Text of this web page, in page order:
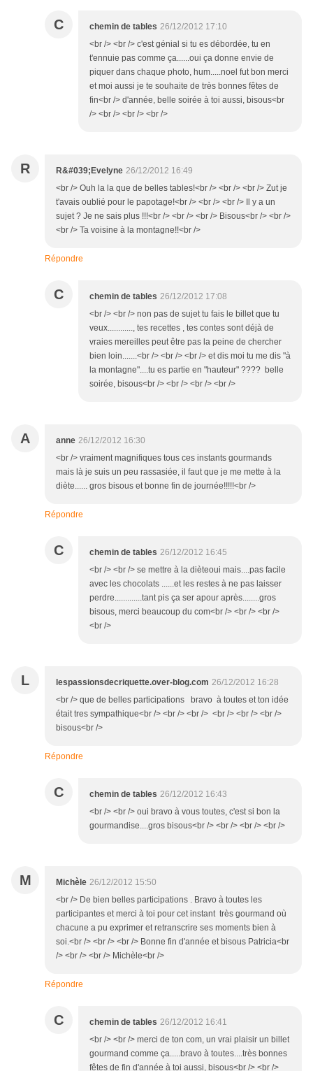
C chemin de tables 26/12/2012 17:10
<br /> <br /> c'est génial si tu es débordée, tu en
t'ennuie pas comme ça......oui ça donne envie de
piquer dans chaque photo, hum.....noel fut bon merci
et moi aussi je te souhaite de très bonnes fêtes de
fin<br /> d'année, belle soirée à toi aussi, bisous<br
/> <br /> <br /> <br />
R R&#039;Evelyne 26/12/2012 16:49
<br /> Ouh la la que de belles tables!<br /> <br /> <br /> Zut je
t'avais oublié pour le papotage!<br /> <br /> <br /> Il y a un
sujet ? Je ne sais plus !!!<br /> <br /> <br /> Bisous<br /> <br />
<br /> Ta voisine à la montagne!!<br />
Répondre
C chemin de tables 26/12/2012 17:08
<br /> <br /> non pas de sujet tu fais le billet que tu
veux............, tes recettes , tes contes sont déjà de
vraies mereilles peut être pas la peine de chercher
bien loin.......<br /> <br /> <br /> et dis moi tu me dis "à
la montagne"....tu es partie en "hauteur" ???? belle
soirée, bisous<br /> <br /> <br /> <br />
A anne 26/12/2012 16:30
<br /> vraiment magnifiques tous ces instants gourmands
mais là je suis un peu rassasiée, il faut que je me mette à la
diète...... gros bisous et bonne fin de journée!!!!!<br />
Répondre
C chemin de tables 26/12/2012 16:45
<br /> <br /> se mettre à la dièteoui mais....pas facile
avec les chocolats ......et les restes à ne pas laisser
perdre.............tant pis ça ser apour après........gros
bisous, merci beaucoup du com<br /> <br /> <br />
<br />
L lespassionsdecriquette.over-blog.com 26/12/2012 16:28
<br /> que de belles participations bravo à toutes et ton idée
était tres sympathique<br /> <br /> <br /> <br /> <br /> <br />
bisous<br />
Répondre
C chemin de tables 26/12/2012 16:43
<br /> <br /> oui bravo à vous toutes, c'est si bon la
gourmandise....gros bisous<br /> <br /> <br /> <br />
M Michèle 26/12/2012 15:50
<br /> De bien belles participations . Bravo à toutes les
participantes et merci à toi pour cet instant très gourmand où
chacune a pu exprimer et retranscrire ses moments bien à
soi.<br /> <br /> <br /> Bonne fin d'année et bisous Patricia<br
/> <br /> <br /> Michèle<br />
Répondre
C chemin de tables 26/12/2012 16:41
<br /> <br /> merci de ton com, un vrai plaisir un billet
gourmand comme ça.....bravo à toutes....très bonnes
fêtes de fin d'année à toi aussi, bisous<br /> <br />